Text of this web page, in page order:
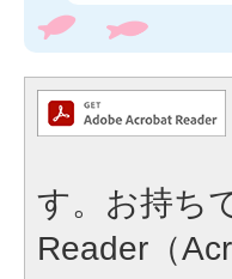
す。お持ち
Reader（